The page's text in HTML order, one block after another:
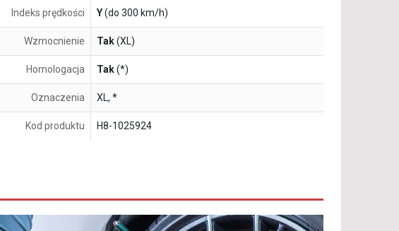
Indeks prędkości Y(do 300 km/h)
Wzmocnienie Tak(XL)
Homologacja Tak(*)
Oznaczenia XL, *
Kod produktu H8-1025924